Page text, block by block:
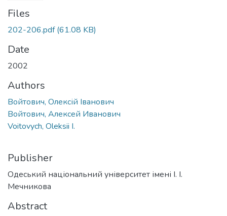
Files
202-206.pdf(61.08 KB)
Date
2002
Authors
Войтович, Олексій Іванович
Войтович, Алексей Иванович
Voitovych, Oleksii I.
Publisher
Одеський національний університет імені І. І.
Мечникова
Abstract